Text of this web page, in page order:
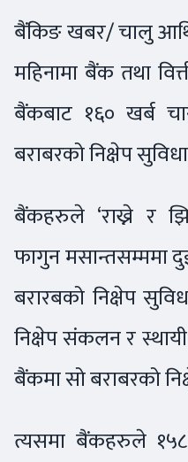
बैंकिङ खबर/ चालु
महिनामा बैंक तथा
बैंकबाट १६० खर्ब
बराबरको निक्षेप
बैंकहरुले ‘राख्ने र
फागुन मसान्तसम्ममा
बरारबको निक्षेप
निक्षेप संकलन र स्थायी
बैंकमा सो बराबरको
त्यसमा बैंकहरुले